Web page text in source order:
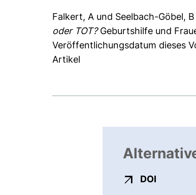
Falkert, A und Seelbach-Göbel, B
oder TOT?Geburtshilfe und
Veröffentlichungsdatum dieses
Artikel
DOI